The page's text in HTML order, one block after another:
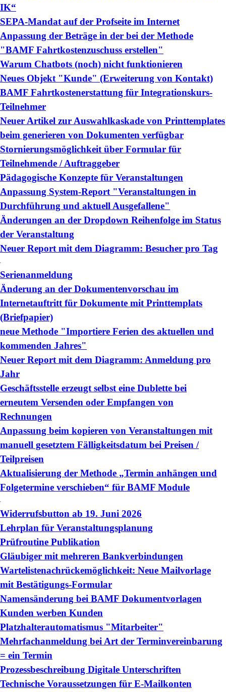
IK“
SEPA-Mandat auf der Profseite im Internet
Anpassung der Beträge in der bei der Methode
"BAMF Fahrtkostenzuschuss erstellen"
Warum Chatbots (noch) nicht funktionieren
Neues Objekt "Kunde" (Erweiterung von Kontakt)
BAMF Fahrtkostenerstattung für Integrationskurs-
Teilnehmer
Neuer Artikel zur Auswahlkaskade von Printtemplates
beim generieren von Dokumenten verfügbar
Stornierungsmöglichkeit über Formular für
Teilnehmende / Auftraggeber
Pädagogische Konzepte für Veranstaltungen
Anpassung System-Report "Veranstaltungen in
Durchführung und aktuell Ausgefallene"
Änderungen an der Dropdown Reihenfolge im Status
der Veranstaltung
Neuer Report mit dem Diagramm: Besucher pro Tag
Serienanmeldung
Änderung an der Dokumentenvorschau im
Internetauftritt für Dokumente mit Printtemplats
(Briefpapier)
neue Methode "Importiere Ferien des aktuellen und
kommenden Jahres"
Neuer Report mit dem Diagramm: Anmeldung pro
Jahr
Geschäftsstelle erzeugt selbst eine Dublette bei
erneutem Versenden oder Empfangen von
Rechnungen
Anpassung beim kopieren von Veranstaltungen mit
manuell gesetztem Fälligkeitsdatum bei Preisen /
Teilpreisen
Aktualisierung der Methode „Termin anhängen und
Folgetermine verschieben“ für BAMF Module
Widerrufsbutton ab 19. Juni 2026
Lehrplan für Veranstaltungsplanung
Prüfroutine Publikation
Gläubiger mit mehreren Bankverbindungen
Wartelistenachrückemöglichkeit: Neue Mailvorlage
mit Bestätigungs-Formular
Namensänderung bei BAMF Dokumentvorlagen
Kunden werben Kunden
Platzhalterautomatismus "Mitarbeiter"
Mehrfachanmeldung bei Art der Terminvereinbarung
= ein Termin
Prozessbeschreibung Digitale Unterschriften
Technische Voraussetzungen für E-Mailkonten